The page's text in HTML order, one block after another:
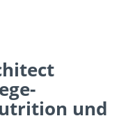
und